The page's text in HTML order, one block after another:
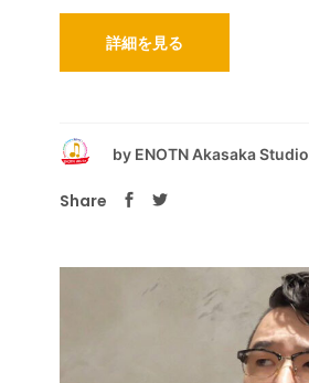
詳細を見る
by ENOTN Akasaka Studio
Share